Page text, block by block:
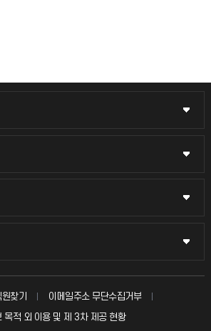
찾기
이메일주소 무단수집거부
목적 외 이용 및 제 3차 제공 현황